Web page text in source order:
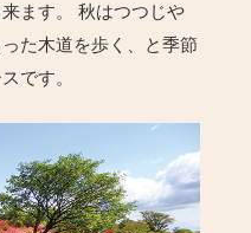
ます。 秋はつつじや
た木道を歩く、と季節
です。